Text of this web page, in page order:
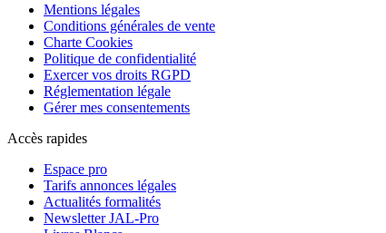
Mentions légales
Conditions générales de vente
Charte Cookies
Politique de confidentialité
Exercer vos droits RGPD
Réglementation légale
Gérer mes consentements
Accès rapides
Espace pro
Tarifs annonces légales
Actualités formalités
Newsletter JAL-Pro